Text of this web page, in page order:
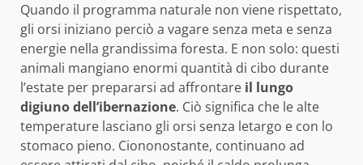
Quando il programma naturale non viene rispettato,
gli orsi iniziano perciò a vagare senza meta e senza
energie nella grandissima foresta. E non solo: questi
animali mangiano enormi quantità di cibo durante
l’estate per prepararsi ad affrontare il lungo
digiuno dell’ibernazione. Ciò significa che le alte
temperature lasciano gli orsi senza letargo e con lo
stomaco pieno. Ciononostante, continuano ad